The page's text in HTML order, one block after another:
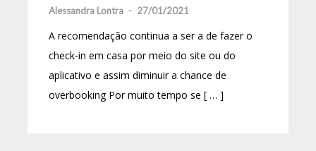
Alessandra Lontra - 27/01/2021
A recomendação continua a ser a de fazer o
check-in em casa por meio do site ou do
aplicativo e assim diminuir a chance de
overbooking Por muito tempo se [ … ]